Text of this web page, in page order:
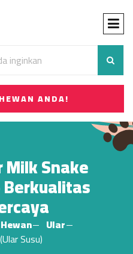
ANDA!
Milk Snake
Berkualitas
Ular
Susu)